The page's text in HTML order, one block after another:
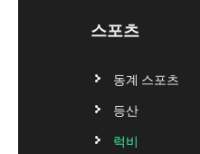
스포츠
동계 스포츠
등산
럭비